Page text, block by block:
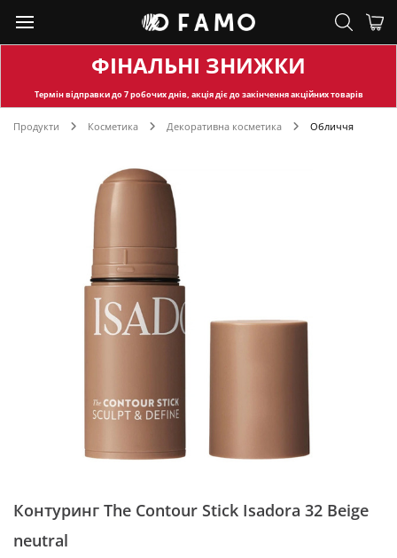
ФІНАЛЬНІ ЗНИЖКИ
Термін відправкидо 7 робочих днів, акція діє до закінчення акційних товарів
Продукти Косметика Декоративна косметика Обличчя
Контуринг The Contour Stick Isadora 32 Beige
neutral